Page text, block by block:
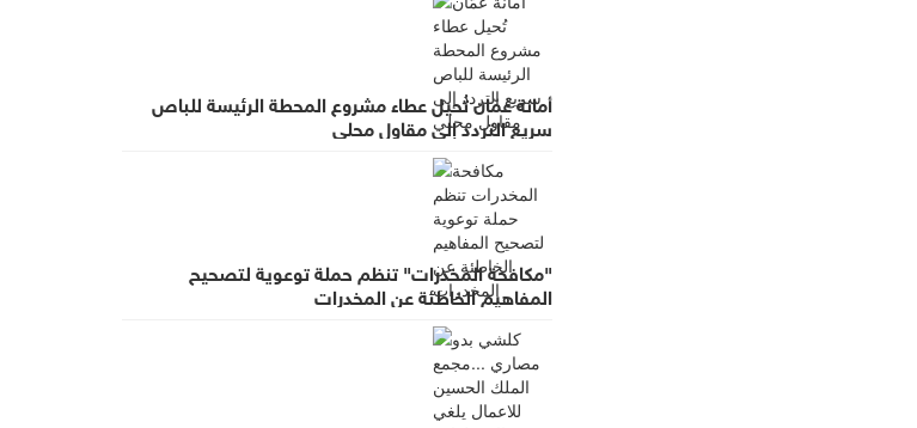
أمانة عمّان تُحيل عطاء مشروع المحطة الرئيسة للباص
سريع التردد إلى مقاول محلي
"مكافحة المخدرات" تنظم حملة توعوية لتصحيح
المفاهيم الخاطئة عن المخدرات